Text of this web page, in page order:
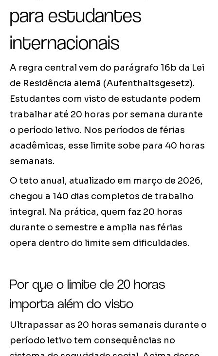
para estudantes
internacionais
A regra central vem do parágrafo 16b da Lei
de Residência alemã (Aufenthaltsgesetz).
Estudantes com visto de estudante podem
trabalhar até 20 horas por semana durante
o período letivo. Nos períodos de férias
acadêmicas, esse limite sobe para 40 horas
semanais.
O teto anual, atualizado em março de 2026,
chegou a 140 dias completos de trabalho
integral. Na prática, quem faz 20 horas
durante o semestre e amplia nas férias
opera dentro do limite sem dificuldades.
Por que o limite de 20 horas
importa além do visto
Ultrapassar as 20 horas semanais durante o
período letivo tem consequências no